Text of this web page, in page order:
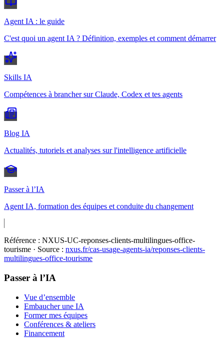
Agent IA : le guide
C'est quoi un agent IA ? Définition, exemples et comment démarrer
Skills IA
Compétences à brancher sur Claude, Codex et tes agents
Blog IA
Actualités, tutoriels et analyses sur l'intelligence artificielle
Passer à l’IA
Agent IA, formation des équipes et conduite du changement
Référence : NXUS-UC-reponses-clients-multilingues-office-
tourisme · Source : nxus.fr/cas-usage-agents-ia/reponses-clients-
multilingues-office-tourisme
Passer à l’IA
Vue d’ensemble
Embaucher une IA
Former mes équipes
Conférences & ateliers
Financement